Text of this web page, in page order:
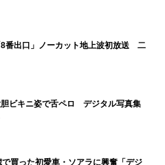
8番出口」ノーカット地上波初放送 二
ビキニ姿で舌ペロ デジタル写真集
買った初愛車・ソアラに興奮「デジ